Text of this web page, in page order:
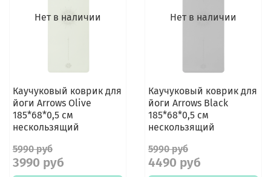
Нет в наличии
Каучуковый коврик для
йоги Arrows Olive
185*68*0,5 см
нескользящий
5990 руб
3990 руб
Нет в наличии
Каучуковый коврик для
йоги Arrows Black
185*68*0,5 см
нескользящий
5990 руб
4490 руб